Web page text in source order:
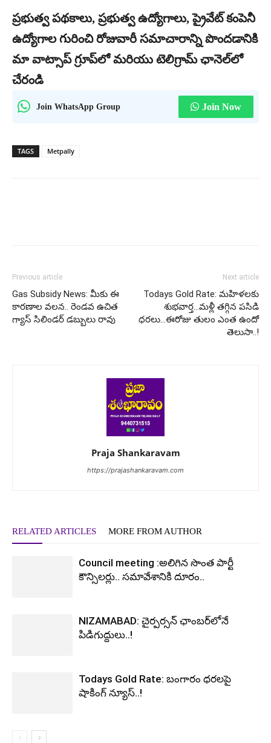
ప్రభుత్వ పథకాలు, ప్రభుత్వ ఉద్యోగాలు, ప్రైవేట్ కంపెనీ
ఉద్యోగాల గురించి రోజువారీ సమాచారాన్ని పొందడానికి
మా వాట్సాప్ గ్రూప్‌లో మరియు టెలిగ్రామ్ ఛానెల్‌లో
చేరండి
Join WhatsApp Group Join Now
TAGS Metpally
Previous article
Gas Subsidy News: మీకు ఈ
కారణాల వలన.. రెండవ ఉచిత
గ్యాస్ సిలిండర్ డబ్బులు రావు
Next article
Todays Gold Rate: మహిళలకు
శుభవార్త…మళ్లీ తగ్గిన పసిడి
ధరలు…ఈరోజు తులం ఎంత ఉందో
తెలుసా..!
Praja Shankaravam
https://prajashankaravam.com
RELATED ARTICLES MORE FROM AUTHOR
Council meeting :అలిగిన సొంత పార్టీ
కౌన్సిలర్లు.. సమావేశానికి దూరం..
NIZAMABAD: చైర్పర్సన్ ఛాంబర్‌లోనే
పిడిగుద్దులు..!
Todays Gold Rate: బంగారం ధరలపై
షాకింగ్ న్యూస్..!